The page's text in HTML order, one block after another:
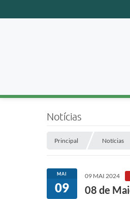
Notícias
Principal Notícias
MAI
09
09 MAI 2024
08 de